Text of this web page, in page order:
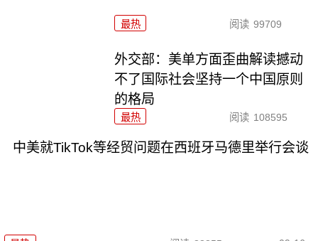
最热 阅读 99709
外交部：美单方面歪曲解读撼动
不了国际社会坚持一个中国原则
的格局
最热 阅读 108595
中美就TikTok等经贸问题在西班牙马德里举行会谈